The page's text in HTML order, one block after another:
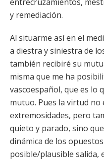
y remediación.
Al situarme así en el
a diestra y siniestra de
también recibiré su
misma que me ha
vascoespañol, que es lo
mutuo. Pues la virtud no
extremosidades, pero
quieto y parado, sino
dinámica de los
posible/plausible salida,